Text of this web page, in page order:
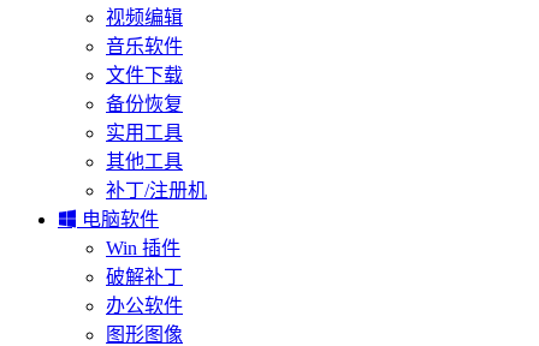
视频编辑
音乐软件
文件下载
备份恢复
实用工具
其他工具
补丁/注册机
 电脑软件
Win 插件
破解补丁
办公软件
图形图像